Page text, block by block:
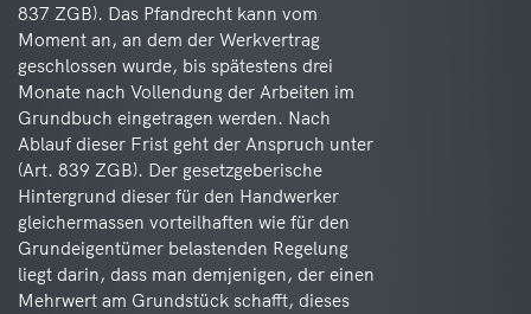
837 ZGB). Das Pfandrecht kann vom
Moment an, an dem der Werkvertrag
geschlossen wurde, bis spätestens drei
Monate nach Vollendung der Arbeiten im
Grundbuch eingetragen werden. Nach
Ablauf dieser Frist geht der Anspruch unter
(Art. 839 ZGB). Der gesetzgeberische
Hintergrund dieser für den Handwerker
gleichermassen vorteilhaften wie für den
Grundeigentümer belastenden Regelung
liegt darin, dass man demjenigen, der einen
Mehrwert am Grundstück schafft, dieses